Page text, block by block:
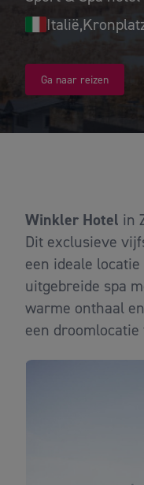
Italië,
Ga naar reizen
Winkler Hotel in
Dit exclusieve
een ideale
uitgebreide spa
warme onthaal
een